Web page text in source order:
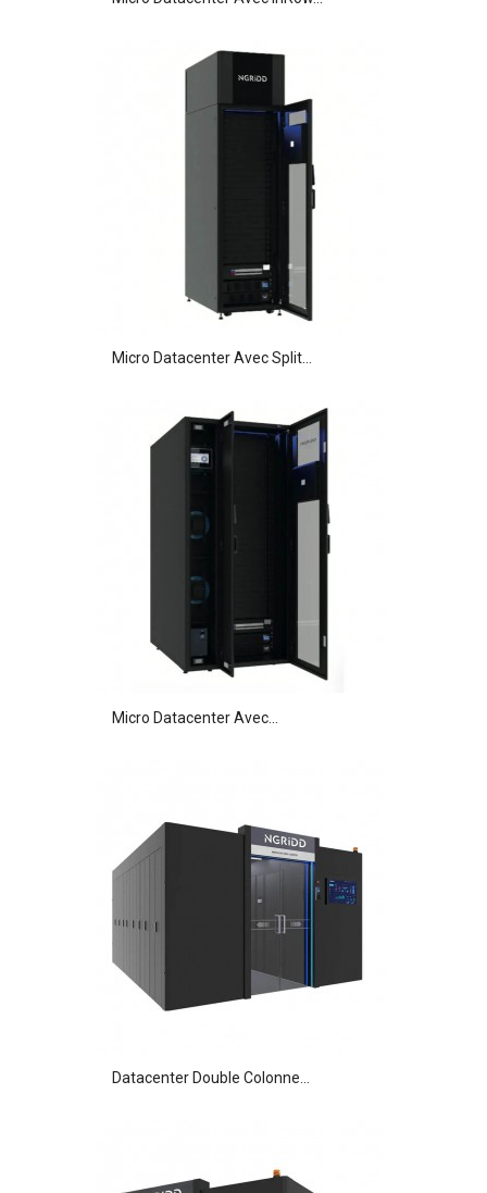
Micro Datacenter Avec Split...
Micro Datacenter Avec...
Datacenter Double Colonne...